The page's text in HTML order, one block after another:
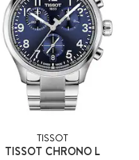
TISSOT
TISSOT CHRONO L